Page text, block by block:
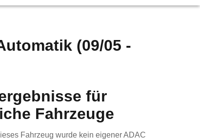
(09/05 -
für
Fahrzeuge
Fahrzeug wurde kein eigener ADAC